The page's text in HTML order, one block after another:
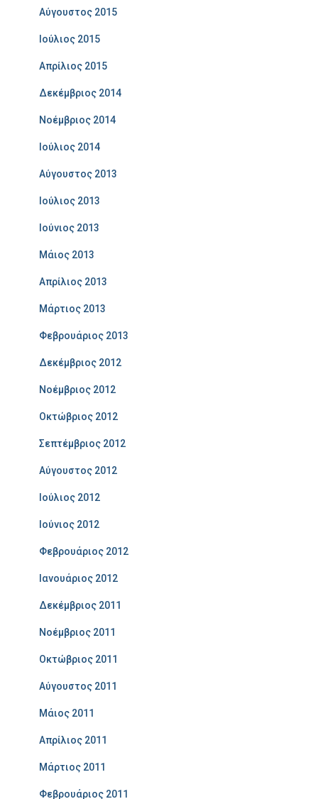
Αύγουστος 2015
Ιούλιος 2015
Απρίλιος 2015
Δεκέμβριος 2014
Νοέμβριος 2014
Ιούλιος 2014
Αύγουστος 2013
Ιούλιος 2013
Ιούνιος 2013
Μάιος 2013
Απρίλιος 2013
Μάρτιος 2013
Φεβρουάριος 2013
Δεκέμβριος 2012
Νοέμβριος 2012
Οκτώβριος 2012
Σεπτέμβριος 2012
Αύγουστος 2012
Ιούλιος 2012
Ιούνιος 2012
Φεβρουάριος 2012
Ιανουάριος 2012
Δεκέμβριος 2011
Νοέμβριος 2011
Οκτώβριος 2011
Αύγουστος 2011
Μάιος 2011
Απρίλιος 2011
Μάρτιος 2011
Φεβρουάριος 2011